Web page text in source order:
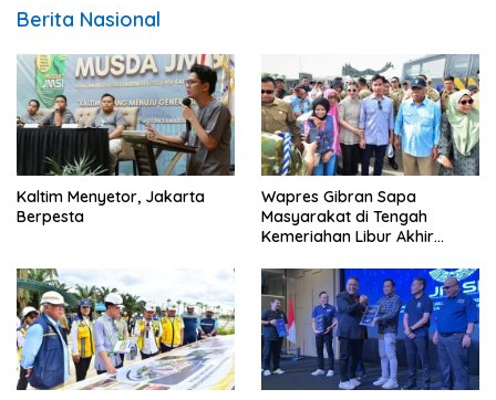
Berita Nasional
Kaltim Menyetor, Jakarta
Berpesta
Wapres Gibran Sapa
Masyarakat di Tengah
Kemeriahan Libur Akhir